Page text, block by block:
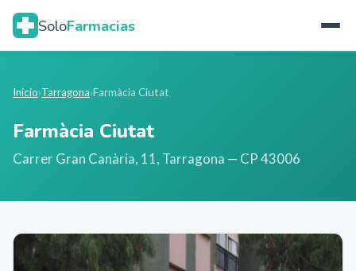
SoloFarmacias
Inicio›Tarragona›Farmàcia Ciutat
Farmàcia Ciutat
Carrer Gran Canària, 11, Tarragona — CP 43006